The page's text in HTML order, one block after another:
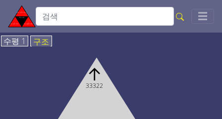
☰
수평 1 구조
↑
33322